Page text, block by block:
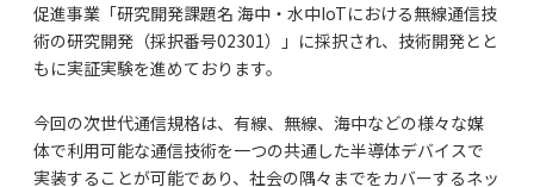
促進事業「研究開発課題名 海中・水中IoTにおける無線通信技
術の研究開発（採択番号02301）」に採択され、技術開発とと
もに実証実験を進めております。
今回の次世代通信規格は、有線、無線、海中などの様々な媒
体で利用可能な通信技術を一つの共通した半導体デバイスで
実装することが可能であり、社会の隅々までをカバーするネッ